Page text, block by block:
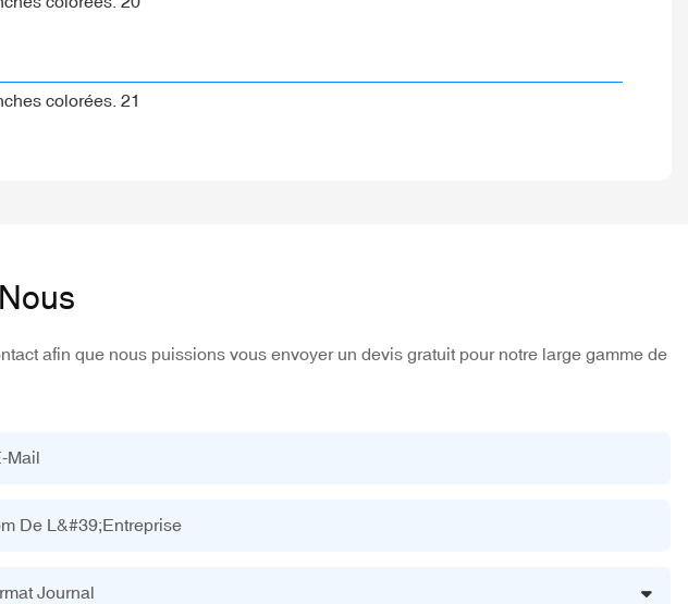
afin que nous puissions vous envoyer un devis gratuit pour notre large gamme de
Mail
De L&#39;entreprise
Journal